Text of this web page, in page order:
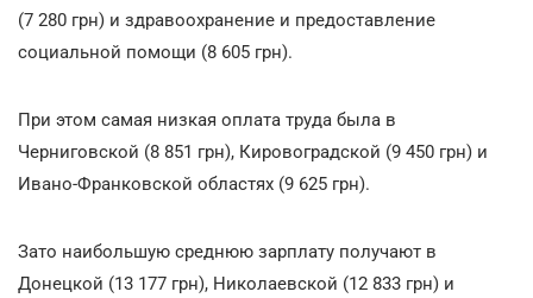
(7 280 грн) и здравоохранение и предоставление
социальной помощи (8 605 грн).
При этом самая низкая оплата труда была в
Черниговской (8 851 грн), Кировоградской (9 450 грн) и
Ивано-Франковской областях (9 625 грн).
Зато наибольшую среднюю зарплату получают в
Донецкой (13 177 грн), Николаевской (12 833 грн) и